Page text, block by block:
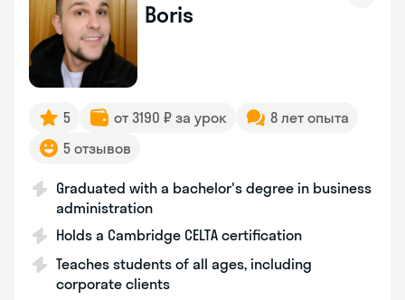
Boris
5 от 3190 ₽ за урок
8 лет опыта
5 отзывов
Graduated with a bachelor's degree in business
administration
Holds a Cambridge CELTA certification
Teaches students of all ages, including
corporate clients